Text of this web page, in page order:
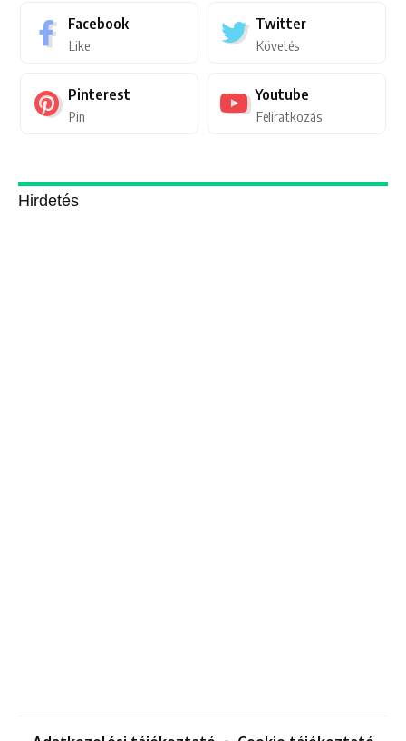
Facebook
Like
Twitter
Követés
Pinterest
Pin
Youtube
Feliratkozás
Hirdetés